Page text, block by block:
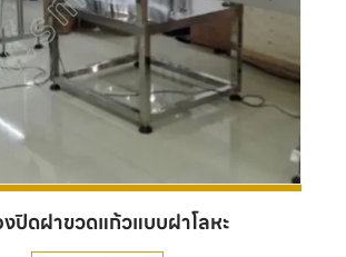
งปิดฝาขวดแก้วแบบฝาโลหะ